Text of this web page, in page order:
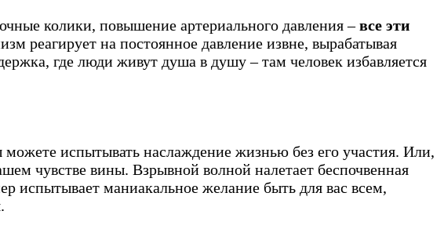
колики, повышение артериального давления –все эти
реагирует на постоянное давление извне, вырабатывая
где люди живут душа в душу – там человек избавляется
испытывать наслаждение жизнью без его участия. Или,
чувстве вины. Взрывной волной налетает беспочвенная
маниакальное желание быть для вас всем,